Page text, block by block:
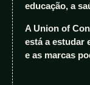
educação, a
A Union of
está a estudar
e as marcas